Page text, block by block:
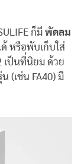
ก็มี พัดลม
หรือพับเก็บใส่
เป็นที่นิยม ด้วย
(เช่น FA40) มี